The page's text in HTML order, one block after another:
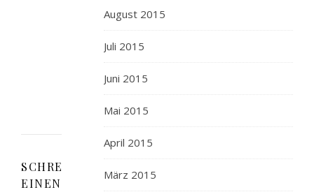
SCHREIBE
EINEN
August 2015
Juli 2015
Juni 2015
Mai 2015
April 2015
März 2015